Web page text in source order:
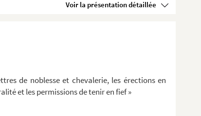
Voir la présentation détaillée
de noblesse et chevalerie, les érections en
et les permissions de tenir en fief »